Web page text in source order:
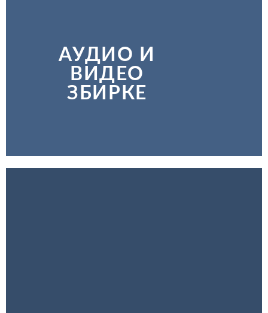
АУДИО И
ВИДЕО
ЗБИРКЕ